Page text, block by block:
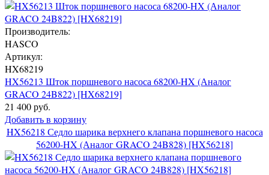
Производитель:
HASCO
Артикул:
HX68219
HX56213 Шток поршневого насоса 68200-HX (Аналог
GRACO 24B822) [HX68219]
21 400 руб.
Добавить в корзину
HX56218 Седло шарика верхнего клапана поршневого насоса
56200-HX (Аналог GRACO 24B828) [HX56218]